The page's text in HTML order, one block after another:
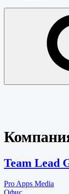
Team Lead
Pro Apps Media
Офис